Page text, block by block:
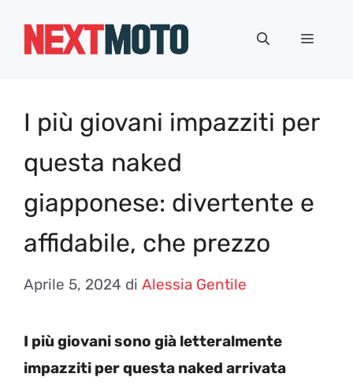
Menu
I più giovani impazziti per
questa naked
giapponese: divertente e
affidabile, che prezzo
Aprile 5, 2024 di Alessia Gentile
I più giovani sono già letteralmente
impazziti per questa naked arrivata